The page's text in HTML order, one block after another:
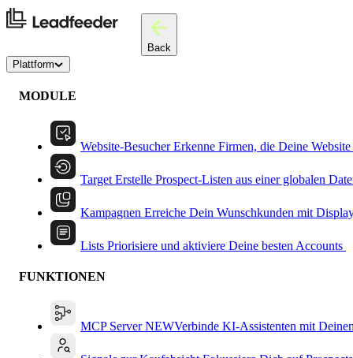
Back
Plattform
MODULE
Website-BesucherErkenne Firmen, die Deine Website
Target Erstelle Prospect-Listen aus einer globalen
Kampagnen Erreiche Dein Wunschkunden mit
Lists Priorisiere und aktiviere Deine besten Accounts
FUNKTIONEN
MCP ServerNEWVerbinde KI-Assistenten mit